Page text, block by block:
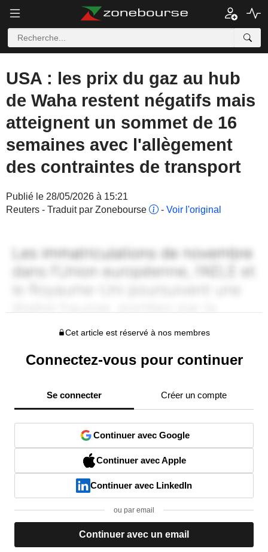
USA : les prix du gaz au hub
de Waha restent négatifs mais
atteignent un sommet de 16
semaines avec l'allègement
des contraintes de transport
Publié le 28/05/2026 à 15:21
Reuters - Traduit par Zonebourse
- Voir l'original
Cet article est réservé à nos membres
Connectez-vous pour continuer
Se connecter Créer un compte
Continuer avec Google
Continuer avec Apple
Continuer avec LinkedIn
ou par email
Continuer avec un email